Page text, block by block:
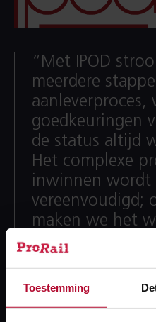
Toestemming
“Met IPOD
meerdere
aanleverproces,
goedkeuringen
de status altijd
Het complexe
inwinnen wordt
vereenvoudigd;
maken we het
en worden
leveren.”